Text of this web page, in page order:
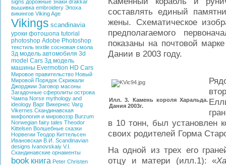
signs дорожные знаки drakkar
вышивка embroidery Эпоха
викингов Viking Age
Vikings scandinavia
уроки фотошопа tutorial
photoshop Adobe Photoshop
текстиль textile сосновая смола
3д модель автомобиля 3d
model Cars 3д модель
машины Evermotion HD Cars
Мировое правительство Новый
Мировой Порядок Скрижали
Джорджии Заговор масоны
Загадочные сферолиты острова
Чампа Norse mythology and
ideology Варг Викернес Varg
Vikernes Скандинавская
мифология и мировоззр Burzum
Norwegian fairy tales Theodor
Kittelsen Волшебные сказки
Норвегии Теодор Киттельсен
Ивановская В.И. Scandinavian
designs Ivanovskaiy V.I.
Скандинавские орнаменты
book книга Peter Christen
составлять единый
жены. Схематическое
предполагаемого
показаны на почтовой
Дании в 2003 году.
Илл. 3. Камень короля Харальда.
Дания 2003г.
в 10 тонн, был
своих родителей Горма
На одной из трех его
отцу и матери (илл.1): «